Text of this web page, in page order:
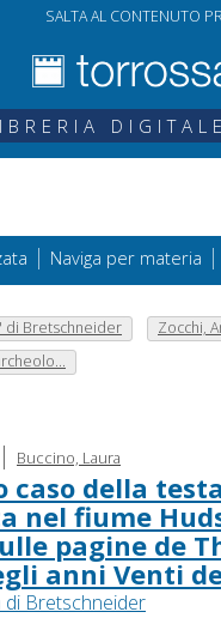
SALTA AL CONTENUTO
| Naviga per materia |
di Bretschneider
Zocchi,
| Buccino, Laura
caso della
nel fiume
pagine de
anni Venti
di Bretschneider